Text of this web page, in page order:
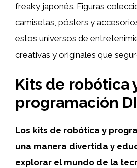
freaky japonés. Figuras
camisetas, pósters y
estos universos de
creativas y originales que
Kits de robótica
programación
Los kits de robótica y
una manera divertida y
explorar el mundo de la